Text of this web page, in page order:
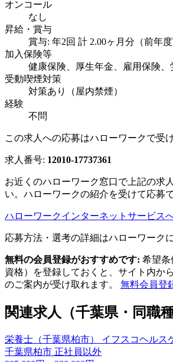
オンコール
なし
昇給・賞与
賞与: 年2回 計 2.00ヶ月分（前年度
加入保険等
健康保険、厚生年金、雇用保険
受動喫煙対策
対策あり（屋内禁煙）
経験
不問
この求人への応募はハローワークで受
求人番号: 12010-17737361
お近くのハローワーク窓口で上記の求
い。ハローワークの紹介を受けて応募
ハローワークインターネットサービス
応募方法・選考の詳細はハローワーク
無料の会員登録がおすすめです: 希望条
資格）を登録しておくと、サイト内か
のご案内が受け取れます。 無料会員登
関連求人（千葉県・同職
栄養士（千葉県柏市） イフスコヘル
千葉県柏市 正社員以外